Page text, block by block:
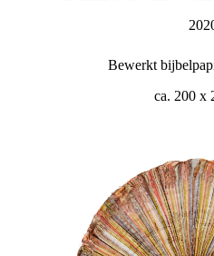
Bewerkt
ca. 200 x